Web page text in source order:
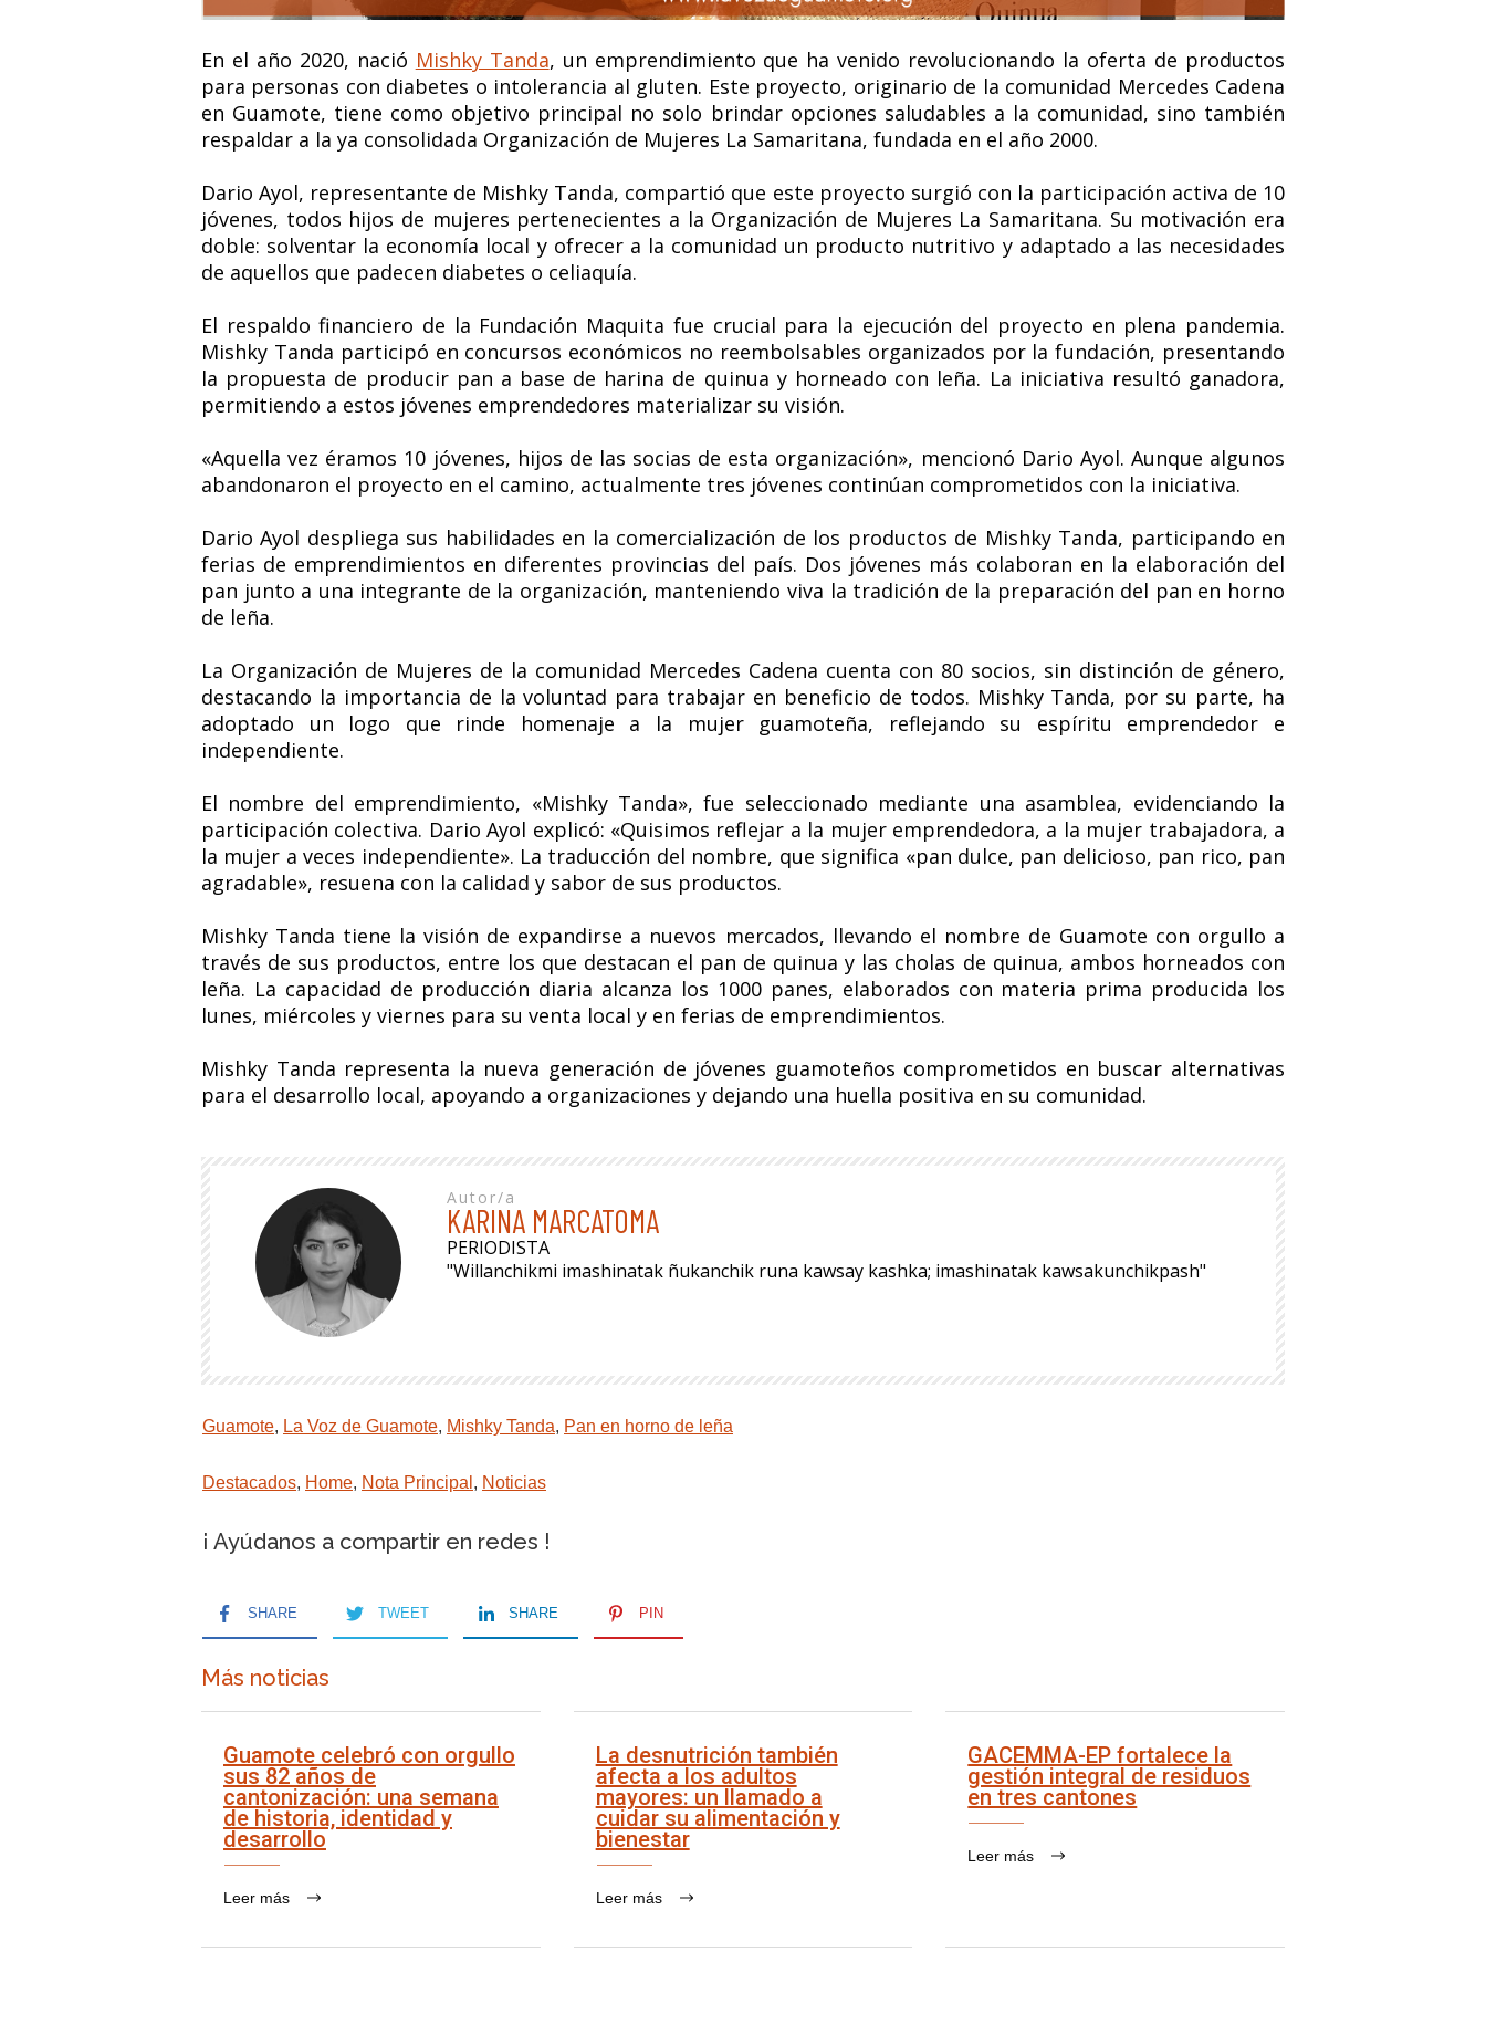
En el año 2020, nació Mishky Tanda, un emprendimiento que ha venido revolucionando la oferta de productos
para personas con diabetes o intolerancia al gluten. Este proyecto, originario de la comunidad Mercedes Cadena
en Guamote, tiene como objetivo principal no solo brindar opciones saludables a la comunidad, sino también
respaldar a la ya consolidada Organización de Mujeres La Samaritana, fundada en el año 2000.
Dario Ayol, representante de Mishky Tanda, compartió que este proyecto surgió con la participación activa de 10
jóvenes, todos hijos de mujeres pertenecientes a la Organización de Mujeres La Samaritana. Su motivación era
doble: solventar la economía local y ofrecer a la comunidad un producto nutritivo y adaptado a las necesidades
de aquellos que padecen diabetes o celiaquía.
El respaldo financiero de la Fundación Maquita fue crucial para la ejecución del proyecto en plena pandemia.
Mishky Tanda participó en concursos económicos no reembolsables organizados por la fundación, presentando
la propuesta de producir pan a base de harina de quinua y horneado con leña. La iniciativa resultó ganadora,
permitiendo a estos jóvenes emprendedores materializar su visión.
«Aquella vez éramos 10 jóvenes, hijos de las socias de esta organización», mencionó Dario Ayol. Aunque algunos
abandonaron el proyecto en el camino, actualmente tres jóvenes continúan comprometidos con la iniciativa.
Dario Ayol despliega sus habilidades en la comercialización de los productos de Mishky Tanda, participando en
ferias de emprendimientos en diferentes provincias del país. Dos jóvenes más colaboran en la elaboración del
pan junto a una integrante de la organización, manteniendo viva la tradición de la preparación del pan en horno
de leña.
La Organización de Mujeres de la comunidad Mercedes Cadena cuenta con 80 socios, sin distinción de género,
destacando la importancia de la voluntad para trabajar en beneficio de todos. Mishky Tanda, por su parte, ha
adoptado un logo que rinde homenaje a la mujer guamoteña, reflejando su espíritu emprendedor e
independiente.
El nombre del emprendimiento, «Mishky Tanda», fue seleccionado mediante una asamblea, evidenciando la
participación colectiva. Dario Ayol explicó: «Quisimos reflejar a la mujer emprendedora, a la mujer trabajadora, a
la mujer a veces independiente». La traducción del nombre, que significa «pan dulce, pan delicioso, pan rico, pan
agradable», resuena con la calidad y sabor de sus productos.
Mishky Tanda tiene la visión de expandirse a nuevos mercados, llevando el nombre de Guamote con orgullo a
través de sus productos, entre los que destacan el pan de quinua y las cholas de quinua, ambos horneados con
leña. La capacidad de producción diaria alcanza los 1000 panes, elaborados con materia prima producida los
lunes, miércoles y viernes para su venta local y en ferias de emprendimientos.
Mishky Tanda representa la nueva generación de jóvenes guamoteños comprometidos en buscar alternativas
para el desarrollo local, apoyando a organizaciones y dejando una huella positiva en su comunidad.
Autor/a
KARINA MARCATOMA
PERIODISTA
"Willanchikmi imashinatak ñukanchik runa kawsay kashka; imashinatak kawsakunchikpash"
Guamote, La Voz de Guamote, Mishky Tanda, Pan en horno de leña
Destacados, Home, Nota Principal , Noticias
¡ Ayúdanos a compartir en redes !
SHARE TWEET SHARE PIN
Más noticias
Guamote celebró con orgullo
sus 82 años de
cantonización: una semana
de historia, identidad y
desarrollo
Leer más
La desnutrición también
afecta a los adultos
mayores: un llamado a
cuidar su alimentación y
bienestar
Leer más
GACEMMA-EP fortalece la
gestión integral de residuos
en tres cantones
Leer más